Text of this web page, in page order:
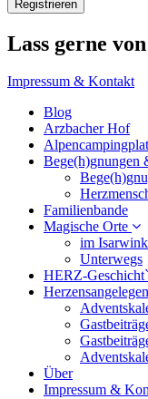
Lass gerne
Impressum & Kontakt
Blog
Arzbacher Hof
Bege(h)gnungen
Familienbande
Magische Orte
im
Unterwegs
HERZ-
Über
Impressum &